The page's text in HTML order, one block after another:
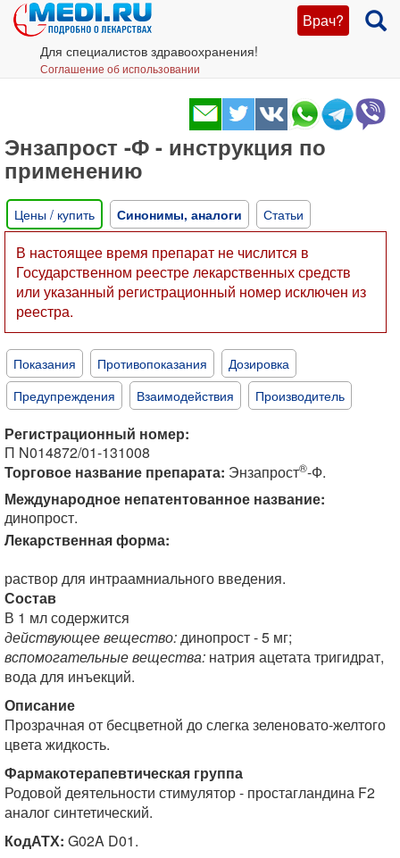
Врач?
Для специалистов здравоохранения!
Соглашение об использовании
Энзапрост -Ф - инструкция по
применению
Цены / купить Синонимы, аналоги Статьи
В настоящее время препарат не числится в
Государственном реестре лекарственных средств
или указанный регистрационный номер исключен из
реестра.
Показания Противопоказания
Дозировка
Предупреждения
Взаимодействия Производитель
Регистрационный номер:
П N014872/01-131008
Торговое название препарата: Энзапрост®-Ф.
Международное непатентованное название:
динопрост.
Лекарственная форма:
раствор для интраамниального введения.
Состав
В 1 мл содержится
действующее вещество:динопрост - 5 мг;
вспомогательные вещества: натрия ацетата тригидрат,
вода для инъекций.
Описание
Прозрачная от бесцветной до слегка зеленовато-желтого
цвета жидкость.
Фармакотерапевтическая группа
Родовой деятельности стимулятор - простагландина F2
аналог синтетический.
КодАТХ: G02A D01.